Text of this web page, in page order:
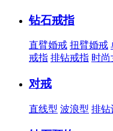
钻石戒指
直臂婚戒 扭臂婚戒
戒指 排钻戒指 时尚
对戒
直线型 波浪型 排钻